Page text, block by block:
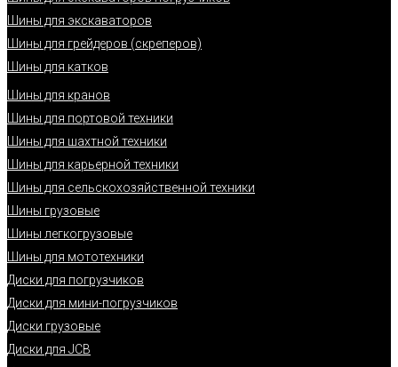
Шины для экскаваторов
Шины для грейдеров (скреперов)
Шины для катков
Шины для кранов
Шины для портовой техники
Шины для шахтной техники
Шины для карьерной техники
Шины для сельскохозяйственной техники
Шины грузовые
Шины легкогрузовые
Шины для мототехники
Диски для погрузчиков
Диски для мини-погрузчиков
Диски грузовые
Диски для JCB